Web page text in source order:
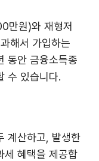
만원)와 재형저
해서 가입하는
동안 금융소득종
수 있습니다.
계산하고, 발생한
세 혜택을 제공합